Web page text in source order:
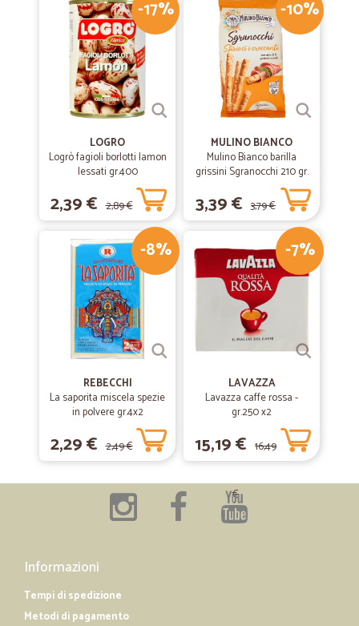
-17%
LOGRO
Logrò fagioli borlotti lamon
lessati gr.400
2,39 € 2,89 €
-10%
MULINO BIANCO
Mulino Bianco barilla
grissini Sgranocchi 210 gr.
3,39 € 3,79 €
-8%
REBECCHI
La saporita miscela spezie
in polvere gr.4x2
2,29 € 2,49 €
-7%
LAVAZZA
Lavazza caffe rossa -
gr.250 x2
15,19 € 16,49
€
Informazioni
Tempi di spedizione
Metodi di pagamento